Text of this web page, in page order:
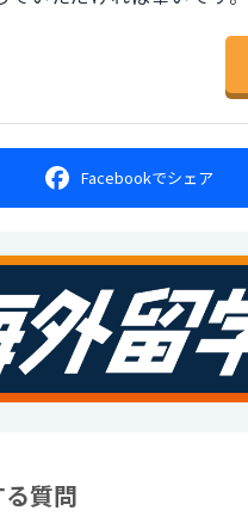
Facebookでシェア
質問